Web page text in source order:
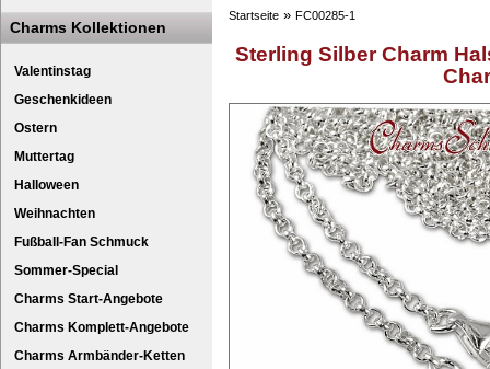
Charms Start-Angebote
Charms Komplett-Angebote
Silberschmuck & mehr
Charms - Kinder & Jugendlich
Charms Kollektionen
Valentinstag
Geschenkideen
Ostern
Muttertag
Halloween
Weihnachten
Fußball-Fan Schmuck
Sommer-Special
Charms Start-Angebote
Charms Komplett-Angebote
Charms Armbänder-Ketten
Startseite » FC00285-1
Sterling Silber Charm